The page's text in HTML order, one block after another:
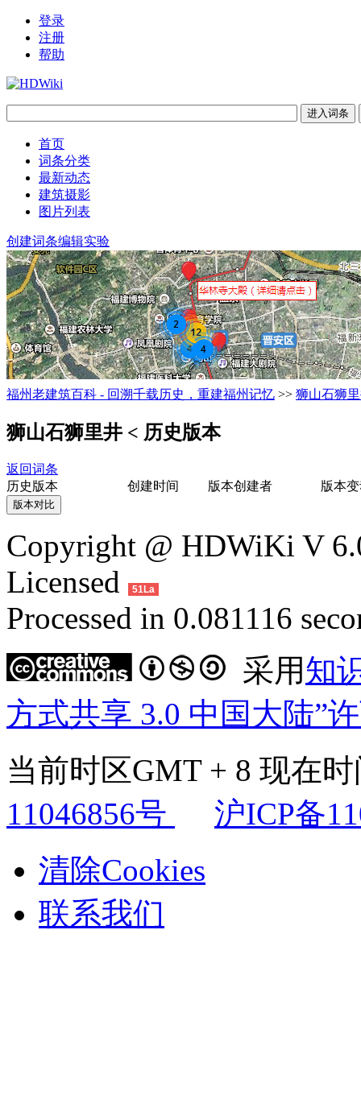
登录
注册
帮助
首页
词条分类
最新动态
建筑摄影
图片列表
创建词条编辑实验
福州老建筑百科 - 回溯千载历史，重建福州记忆 >> 狮山石狮
狮山石狮里井 < 历史版本
返回词条
历史版本
创建时间 版本创建者 版本
Copyright @ HDWiKi V
Licensed
51La
Processed in 0.081116
采用知
方式共享 3.0 中国大陆”
当前时区GMT + 8 现在
11046856号
沪ICP备
清除Cookies
联系我们